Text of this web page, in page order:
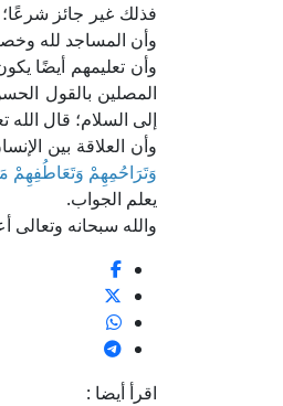
فذلك غير جائز شرعًا؛
وأن المساجد لله
وأن تعليمهم أيضًا
المصلين بالقول
إلى السلام؛ قال الله
وأن العلاقة بين
وَتَرَاحُمِهِمْ وَتَعَاطُفِهِمْ
يعلم الجواب.
والله سبحانه وتعالى
اقرأ أيضا :